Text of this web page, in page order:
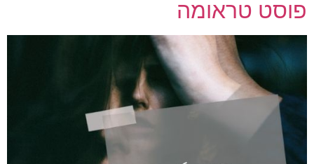
פוסט טראומה